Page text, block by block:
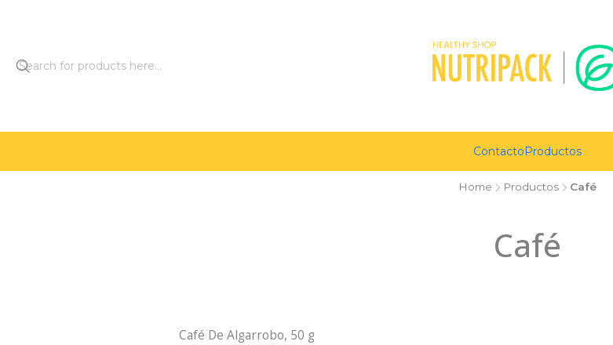
ContactoProductos
Home Productos Café
Café
Out of stock
Café De Algarrobo, 50 g